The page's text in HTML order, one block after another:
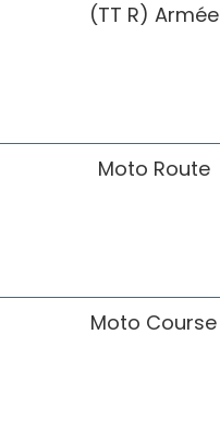
(TT R) Armée
Moto Route
Moto Course